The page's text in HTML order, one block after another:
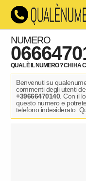
NUMERO
QUAL È IL NUMERO ? CHI HA
Benvenuti su
commenti degli utenti
+39666470140. Con il
questo numero e
telefono indesiderato.